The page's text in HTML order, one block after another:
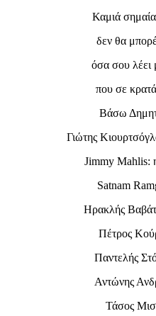
Καμιά
δεν θα
όσα σου λέει
που σε
Βάσω
Γιώτης
Jimmy Mahlis:
Satnam
Ηρακλής
Πέτρος
Παντελής
Αντώνης
Τάσος